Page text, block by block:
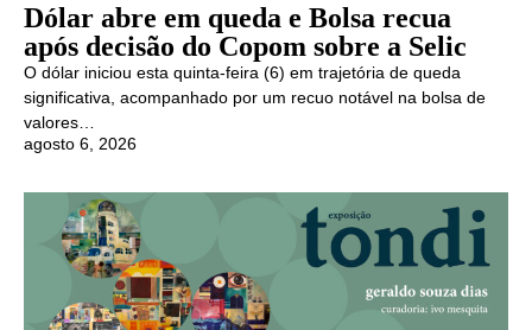
Dólar abre em queda e Bolsa recua
após decisão do Copom sobre a Selic
O dólar iniciou esta quinta-feira (6) em trajetória de queda
significativa, acompanhado por um recuo notável na bolsa de
valores…
agosto 6, 2026